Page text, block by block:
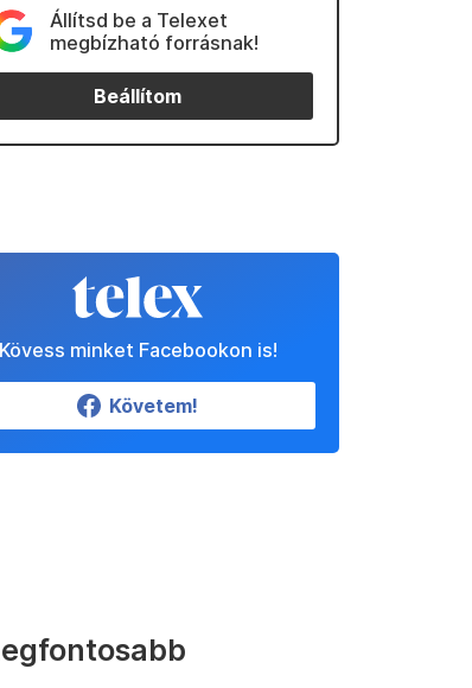
Állítsd be a Telexet
megbízható forrásnak!
Beállítom
Kövess minket Facebookon is!
Követem!